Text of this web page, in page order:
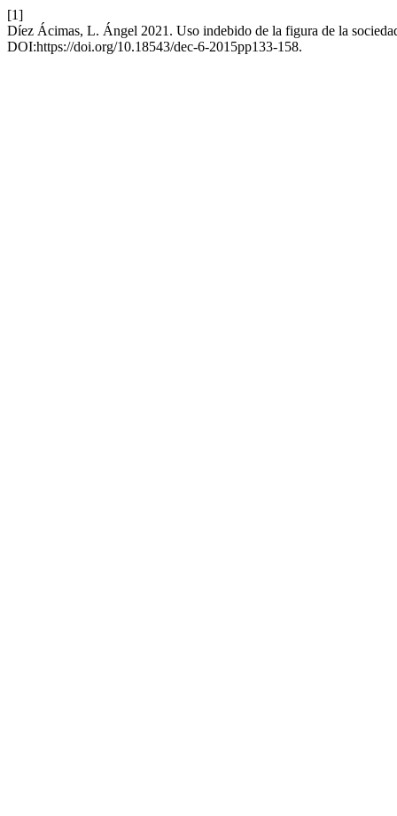
[1]
Díez Ácimas, L. Ángel 2021. Uso indebido de la figura de la
DOI:https://doi.org/10.18543/dec-6-2015pp133-158.